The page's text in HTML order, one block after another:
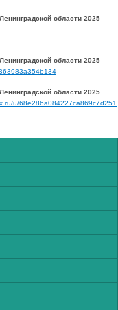
области 2025
области 2025
области 2025
u/68e286a084227ca869c7d251